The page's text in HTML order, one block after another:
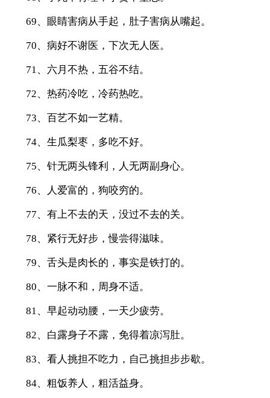
69、眼睛害病从手起，肚子害病从嘴起。
70、病好不谢医，下次无人医。
71、六月不热，五谷不结。
72、热药冷吃，冷药热吃。
73、百艺不如一艺精。
74、生瓜梨枣，多吃不好。
75、针无两头锋利，人无两副身心。
76、人爱富的，狗咬穷的。
77、有上不去的天，没过不去的关。
78、紧行无好步，慢尝得滋味。
79、舌头是肉长的，事实是铁打的。
80、一脉不和，周身不适。
81、早起动动腰，一天少疲劳。
82、白露身子不露，免得着凉泻肚。
83、看人挑担不吃力，自己挑担步步歇。
84、粗饭养人，粗活益身。